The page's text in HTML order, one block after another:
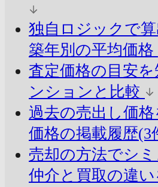
独自ロジックで算
築年別の平均価格
査定価格の目安を
ンションと比較
過去の売出し価格
価格の掲載履歴(3
売却の方法でシ
仲介と買取の違